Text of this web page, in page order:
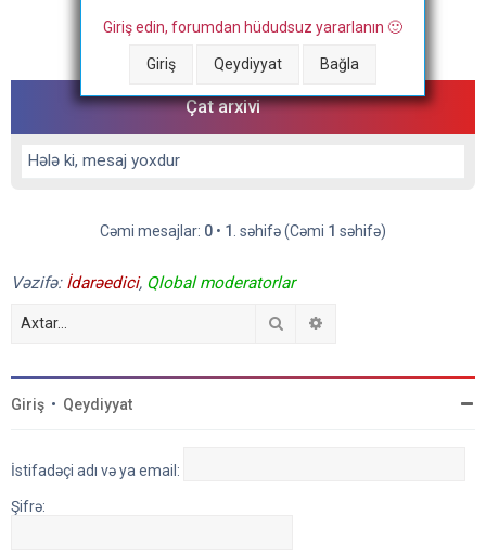
Giriş edin, forumdan hüdudsuz yararlanın 🙂
Giriş Qeydiyyat Bağla
Cəmi mesajlar:0•1. səhifə (Cəmi1 səhifə)
Çat arxivi
Hələ ki, mesaj yoxdur
Cəmi mesajlar: 0 • 1 . səhifə (Cəmi 1 səhifə)
Vəzifə: İdarəedici, Qlobal moderatorlar
Axtar
Giriş • Qeydiyyat
İstifadəçi adı və ya email:
Şifrə: